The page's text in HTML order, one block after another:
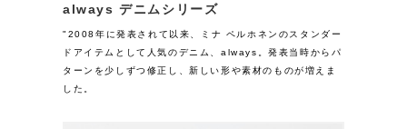
always デニムシリーズ
"2008年に発表されて以来、ミナ ペルホネンのスタンダー
ドアイテムとして人気のデニム、always。発表当時からパ
ターンを少しずつ修正し、新しい形や素材のものが増えま
した。